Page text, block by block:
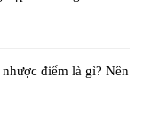
điểm là gì? Nên